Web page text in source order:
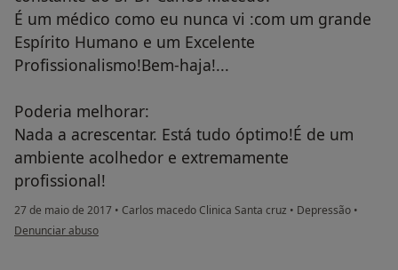
É um médico como eu nunca vi :com um grande
Espírito Humano e um Excelente
Profissionalismo!Bem-haja!...
Poderia melhorar:
Nada a acrescentar. Está tudo óptimo!É de um
ambiente acolhedor e extremamente
profissional!
27 de maio de 2017 • Carlos macedo Clinica Santa cruz • Depressão •
na opinião do utilizador Conta eliminada
Denunciar abuso